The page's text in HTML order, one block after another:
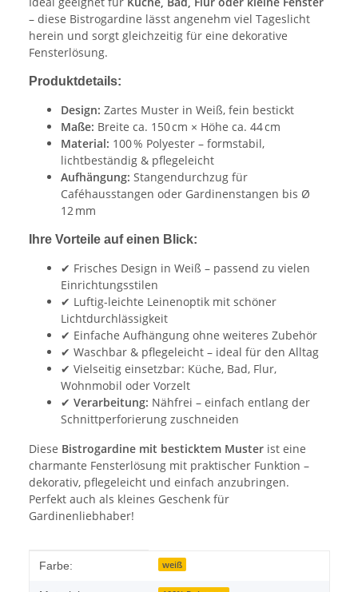
– diese Bistrogardine lässt angenehm viel Tageslicht
herein und sorgt gleichzeitig für eine dekorative
Fensterlösung.
Produktdetails:
Design: Zartes Muster in Weiß, fein bestickt
Maße: Breite ca. 150 cm × Höhe ca. 44 cm
Material: 100 % Polyester – formstabil,
lichtbeständig & pflegeleicht
Aufhängung: Stangendurchzug für
Caféhausstangen oder Gardinenstangen bis Ø
12 mm
Ihre Vorteile auf einen Blick:
✔ Frisches Design in Weiß – passend zu vielen
Einrichtungsstilen
✔ Luftig-leichte Leinenoptik mit schöner
Lichtdurchlässigkeit
✔ Einfache Aufhängung ohne weiteres Zubehör
✔ Waschbar & pflegeleicht – ideal für den Alltag
✔ Vielseitig einsetzbar: Küche, Bad, Flur,
Wohnmobil oder Vorzelt
✔ Verarbeitung: Nähfrei – einfach entlang der
Schnittperforierung zuschneiden
Diese Bistrogardine mit besticktem Muster ist eine
charmante Fensterlösung mit praktischer Funktion –
dekorativ, pflegeleicht und einfach anzubringen.
Perfekt auch als kleines Geschenk für
Gardinenliebhaber!
Produkteigenschaft
Wert
Farbe: weiß